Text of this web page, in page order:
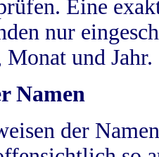
Eine
nur
und Jahr.
Namen
der